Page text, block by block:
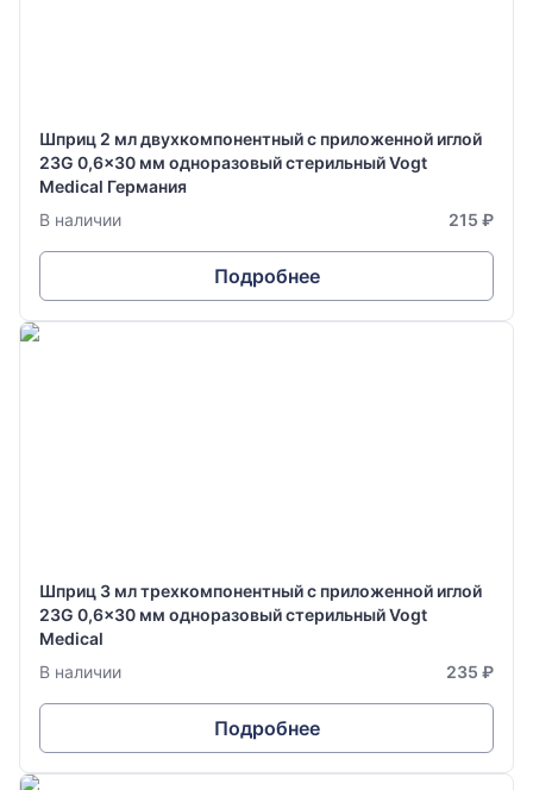
Шприц 2 мл двухкомпонентный с приложенной иглой
23G 0,6x30 мм одноразовый стерильный Vogt
Medical Германия
В наличии
215 ₽
Подробнее
Шприц 3 мл трехкомпонентный с приложенной иглой
23G 0,6x30 мм одноразовый стерильный Vogt
Medical
В наличии
235 ₽
Подробнее